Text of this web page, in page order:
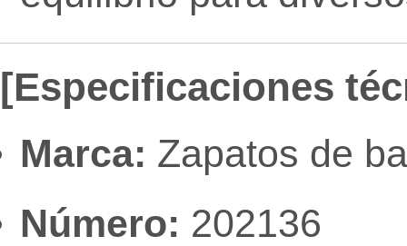
[Especificaciones
Marca: Zapatos de
Número: 202136